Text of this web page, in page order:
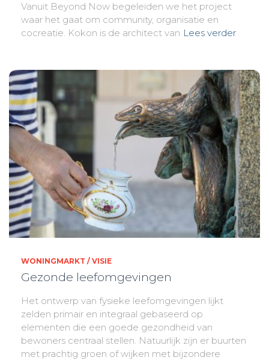
Vanuit Beyond Now begeleiden we het project
waar het gaat om community, organisatie en
cocreatie. Kokon is de architect van Lees verder
WONINGMARKT / VISIE
Gezonde leefomgevingen
Het ontwerp van fysieke leefomgevingen lijkt
zelden primair en integraal gebaseerd op
elementen die een goede gezondheid van
bewoners centraal stellen. Natuurlijk zijn er buurten
met prachtig groen of wijken met bijzondere